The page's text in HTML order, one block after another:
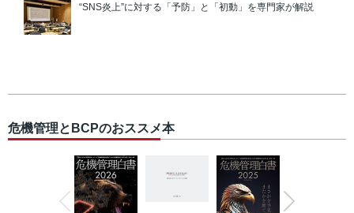
“SNS炎上”に対する「予防」と「初動」を専門家が解説
危機管理とBCPのおススメ本